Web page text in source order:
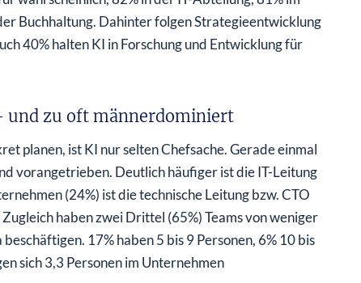
Buchhaltung. Dahinter folgen Strategieentwicklung
40% halten KI in Forschung und Entwicklung für
und zu oft männerdominiert
planen, ist KI nur selten Chefsache. Gerade einmal
vorangetrieben. Deutlich häufiger ist die IT-Leitung
(24%) ist die technische Leitung bzw. CTO
haben zwei Drittel (65%) Teams von weniger
17% haben 5 bis 9 Personen, 6% 10 bis
sich 3,3 Personen im Unternehmen